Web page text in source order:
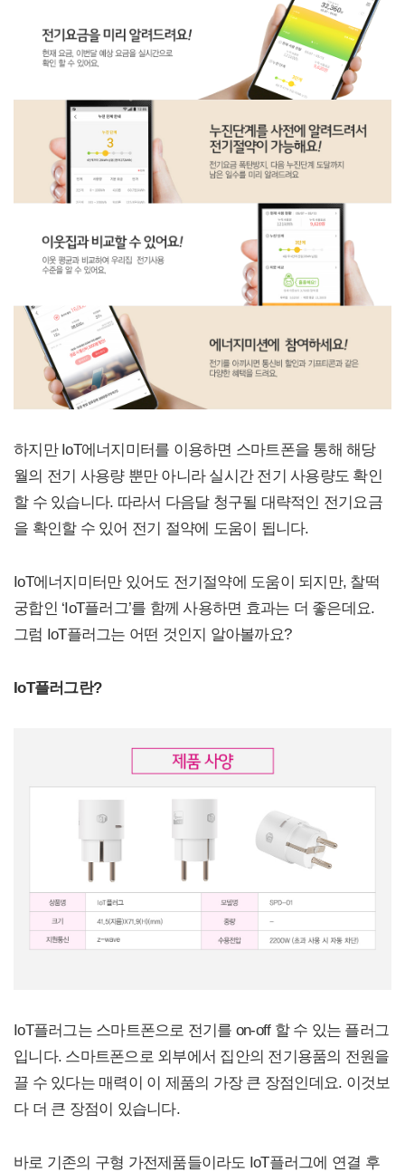
하지만 IoT에너지미터를 이용하면 스마트폰을 통해 해당
월의 전기 사용량 뿐만 아니라 실시간 전기 사용량도 확인
할 수 있습니다. 따라서 다음달 청구될 대략적인 전기요금
을 확인할 수 있어 전기 절약에 도움이 됩니다.
IoT에너지미터만 있어도 전기절약에 도움이 되지만, 찰떡
궁합인 ‘IoT플러그’를 함께 사용하면 효과는 더 좋은데요.
그럼 IoT플러그는 어떤 것인지 알아볼까요?
IoT플러그란?
IoT플러그는 스마트폰으로 전기를 on-off 할 수 있는 플러그
입니다. 스마트폰으로 외부에서 집안의 전기용품의 전원을
끌 수 있다는 매력이 이 제품의 가장 큰 장점인데요. 이것보
다 더 큰 장점이 있습니다.
바로 기존의 구형 가전제품들이라도 IoT플러그에 연결 후